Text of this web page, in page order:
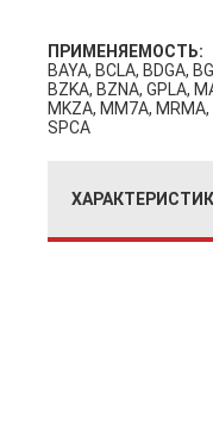
ПРИМЕНЯЕМОСТЬ:
BAYA, BCLA, BDGA,
BZKA, BZNA, GPLA,
MKZA, MM7A,
SPCA